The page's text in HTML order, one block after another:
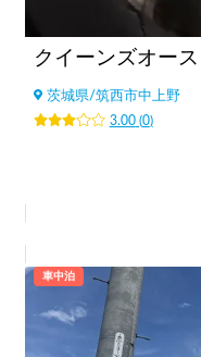
クイーンズオー
茨城県/筑西市中上野
3.00(0)
車中泊